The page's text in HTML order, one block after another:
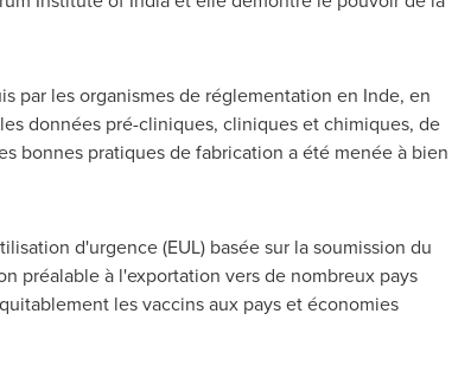
par les organismes de réglementation en Inde, en
données pré-cliniques, cliniques et chimiques, de
bonnes pratiques de fabrication a été menée à bien
d'urgence (EUL) basée sur la soumission du
préalable à l'exportation vers de nombreux pays
les vaccins aux pays et économies